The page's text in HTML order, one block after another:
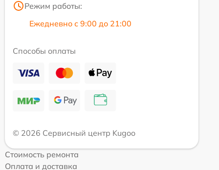
Режим работы:
Ежедневно с 9:00 до 21:00
Способы оплаты
© 2026 Сервисный центр Kugoo
Стоимость ремонта
Оплата и доставка